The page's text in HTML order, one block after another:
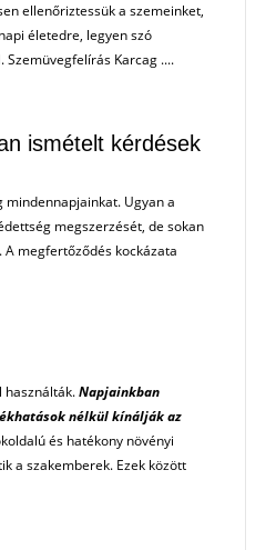
ellenőriztessük a szemeinket,
életedre, legyen szó
Karcag ....
ismételt kérdések
Ugyan a
megszerzését, de sokan
megfertőződés kockázata
használták.Napjainkban
nélkül kínálják az
és hatékony növényi
a szakemberek. Ezek között